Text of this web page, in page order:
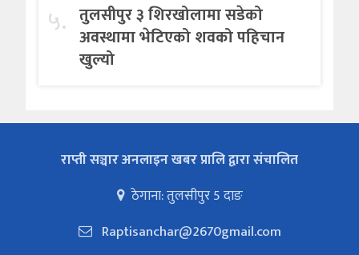
५. तुलसीपुर ३ शिरखोलामा सडेको
अवस्थामा भेटिएको शवको पहिचान
खुल्यो
राप्ती सञ्चार अनलाइन खबर प्रालि द्वारा संचालित
ठेगाना: तुलसीपुर 5 दाङ
Raptisanchar@2670gmail.com